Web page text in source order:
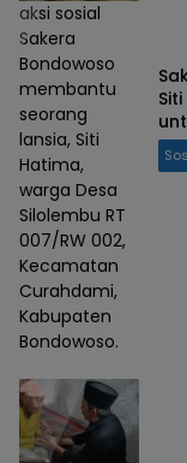
aksi sosial
Sakera
Bondowoso
membantu
seorang
lansia, Siti
Hatima,
warga Desa
Silolembu RT
007/RW 002,
Kecamatan
Curahdami,
Kabupaten
Bondowoso.